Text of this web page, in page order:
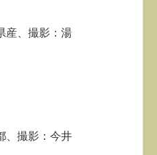
産、撮影：湯
、撮影：今井